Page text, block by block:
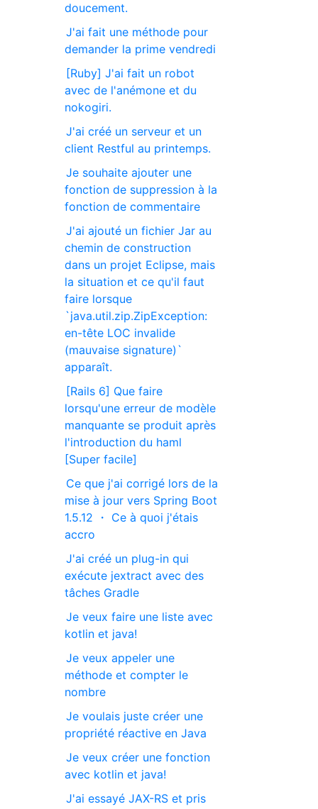
doucement.
J'ai fait une méthode pour
demander la prime vendredi
[Ruby] J'ai fait un robot
avec de l'anémone et du
nokogiri.
J'ai créé un serveur et un
client Restful au printemps.
Je souhaite ajouter une
fonction de suppression à la
fonction de commentaire
J'ai ajouté un fichier Jar au
chemin de construction
dans un projet Eclipse, mais
la situation et ce qu'il faut
faire lorsque
`java.util.zip.ZipException:
en-tête LOC invalide
(mauvaise signature)`
apparaît.
[Rails 6] Que faire
lorsqu'une erreur de modèle
manquante se produit après
l'introduction du haml
[Super facile]
Ce que j'ai corrigé lors de la
mise à jour vers Spring Boot
1.5.12 ・ Ce à quoi j'étais
accro
J'ai créé un plug-in qui
exécute jextract avec des
tâches Gradle
Je veux faire une liste avec
kotlin et java!
Je veux appeler une
méthode et compter le
nombre
Je voulais juste créer une
propriété réactive en Java
Je veux créer une fonction
avec kotlin et java!
J'ai essayé JAX-RS et pris